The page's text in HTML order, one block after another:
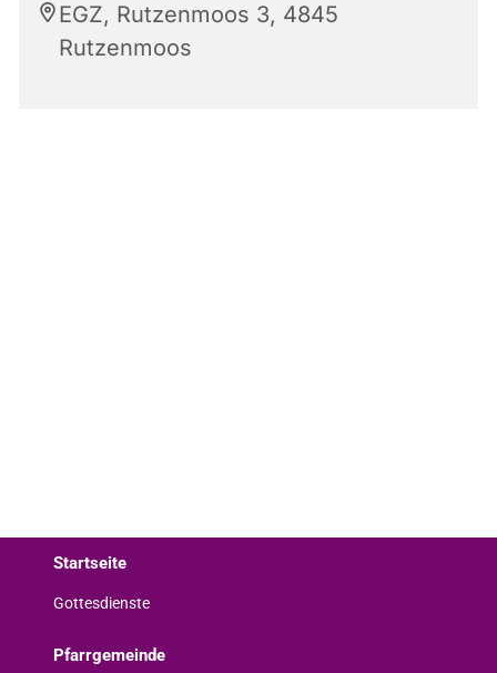
EGZ, Rutzenmoos 3, 4845
Rutzenmoos
Startseite
Gottesdienste
Pfarrgemeinde